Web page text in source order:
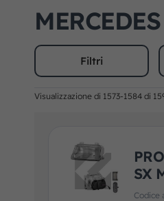
MERCEDES
Filtri
Visualizzazione di 1573-1584 di
SX
Codice